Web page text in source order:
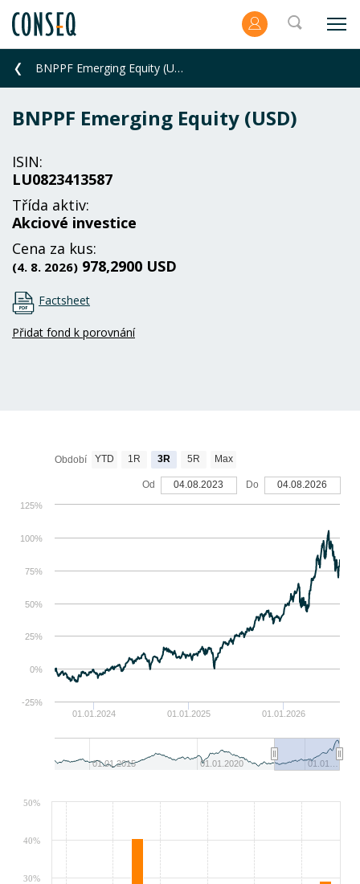
BNPPF Emerging Equity (USD)
BNPPF Emerging Equity (USD)
ISIN:
LU0823413587
Třída aktiv:
Akciové investice
Cena za kus:
(4. 8. 2026) 978,2900 USD
Factsheet
Přidat fond k porovnání
01.01.2024 01.01.2025 01.01.2026
01.01.2015 01.01.2020 01.01…
-25%
0%
25%
50%
75%
100%
125%
Období YTD 1R 3R 5R Max
Od 04.08.2023 Do 04.08.2026
30%
40%
50%